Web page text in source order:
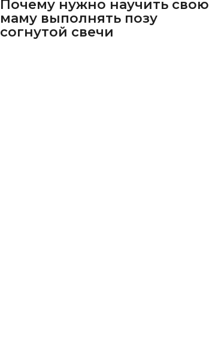
Почему нужно научить свою
маму выполнять позу
согнутой свечи